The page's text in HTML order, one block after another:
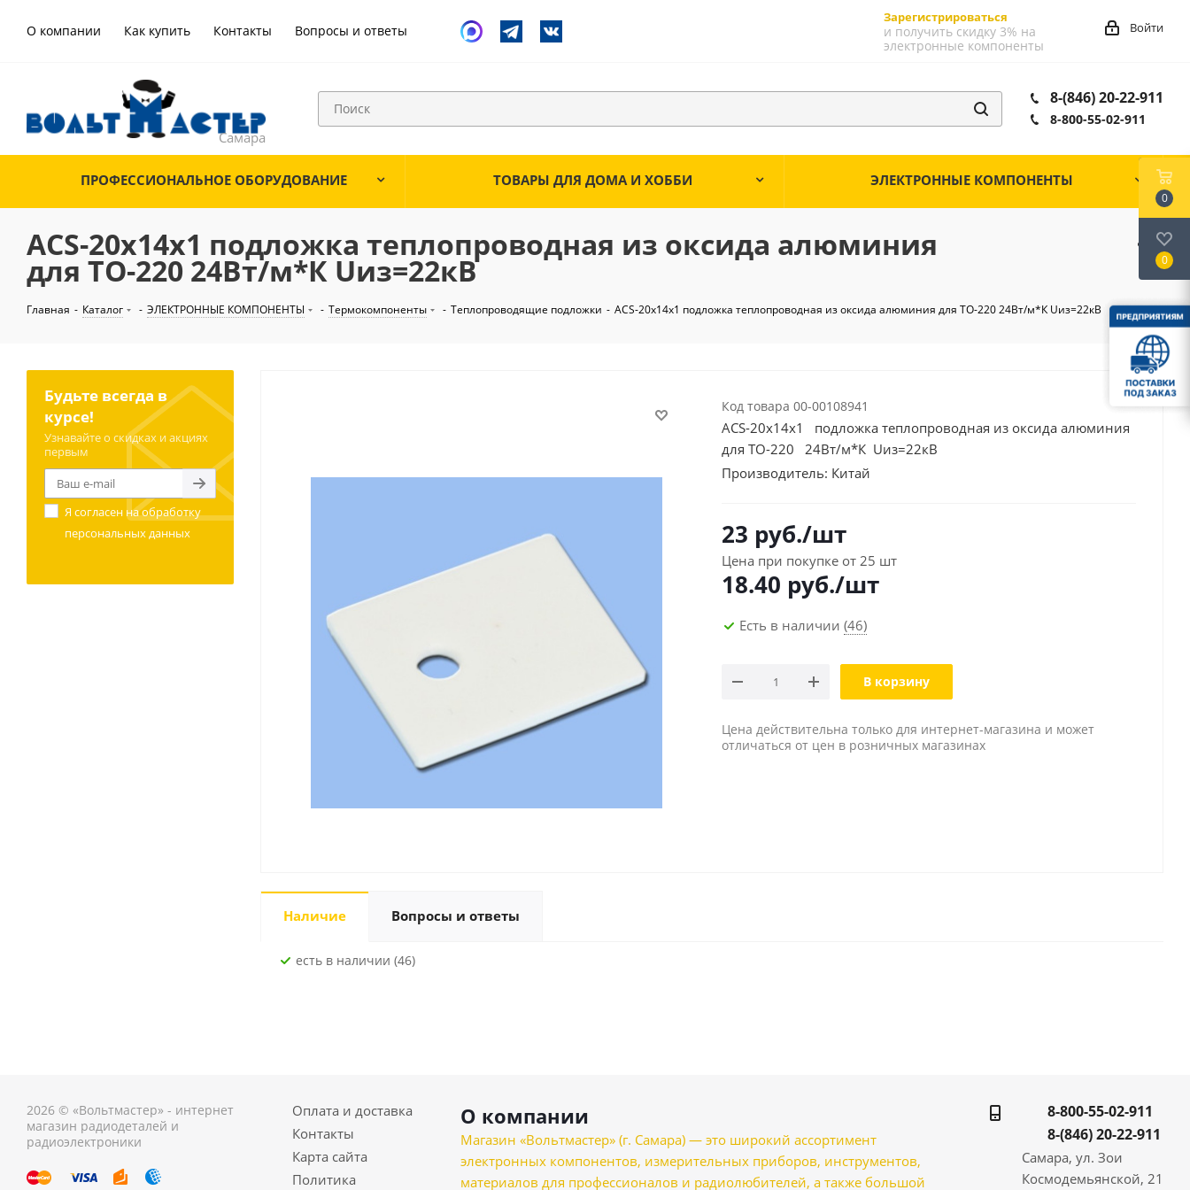
О компании Как купить Контакты Вопросы и ответы
Зарегистрироваться
и получить скидку 3% на
электронные компоненты
Войти
8-(846) 20-22-911
8-800-55-02-911
ПРОФЕССИОНАЛЬНОЕ ОБОРУДОВАНИЕ ТОВАРЫ ДЛЯ ДОМА И ХОББИ ЭЛЕКТРОННЫЕ КОМПОНЕНТЫ
ACS-20х14х1 подложка теплопроводная из оксида алюминия
для TO-220 24Вт/м*К Uиз=22кВ
Главная - Каталог - ЭЛЕКТРОННЫЕ КОМПОНЕНТЫ - Термокомпоненты - Теплопроводящие подложки - ACS-20х14х1 подложка теплопроводная из оксида алюминия для TO-220 24Вт/м*К Uиз=22кВ
Код товара 00-00108941
ACS-20х14х1 подложка теплопроводная из оксида алюминия
для TO-220 24Вт/м*К Uиз=22кВ
Производитель: Китай
23 руб./шт
Цена при покупке от 25 шт
18.40 руб./шт
Есть в наличии (46)
В корзину
Цена действительна только для интернет-магазина и может
отличаться от цен в розничных магазинах
Наличие Вопросы и ответы
Есть в наличии (46)
Будьте всегда в
курсе!
Узнавайте о скидках и акциях
первым
Я согласен наобработку
персональных данных
2026 © «Вольтмастер» - интернет
магазин радиодеталей и
радиоэлектроники
Оплата и доставка
Контакты
Карта сайта
Политика
О компании
Магазин «Вольтмастер» (г. Самара) — это широкий ассортимент
электронных компонентов, измерительных приборов, инструментов,
материалов для профессионалов и радиолюбителей, а также большой
8-800-55-02-911
8-(846) 20-22-911
Самара, ул. Зои
Космодемьянской, 21
0
0